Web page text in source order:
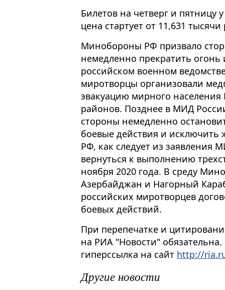
Билетов на четверг и
цена стартует от 11,631 тысячи
Минобороны РФ призвало
немедленно прекратить
российском военном
миротворцы организовали
эвакуацию мирного
районов. Позднее в МИД
стороны немедленно
боевые действия и
РФ, как следует из заявления
вернуться к выполнению
ноября 2020 года. В среду
Азербайджан и Нагорный
российских миротворцев
боевых действий.
При перепечатке и
на РИА "Новости"
гиперссылка на сайт http://
Другие новости